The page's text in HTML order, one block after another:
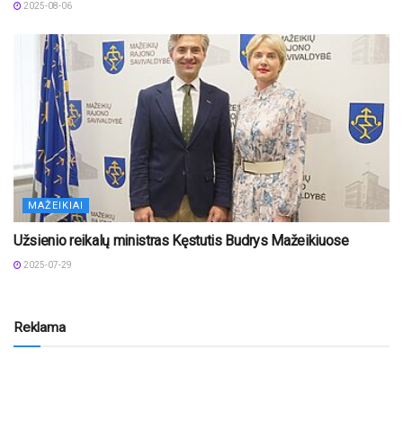
2025-08-06
MAŽEIKIAI
Užsienio reikalų ministras Kęstutis Budrys Mažeikiuose
2025-07-29
Reklama